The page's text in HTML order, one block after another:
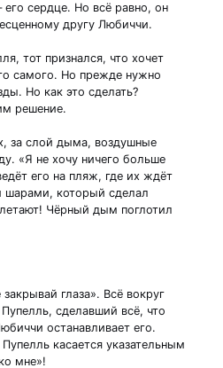
его сердце. Но всё равно, он
другу Любиччи.
тот признался, что хочет
самого. Но прежде нужно
Но как это сделать?
решение.
за слой дыма, воздушные
«Я не хочу ничего больше
его на пляж, где их ждёт
который сделал
Чёрный дым поглотил
глаза». Всё вокруг
сделавший всё, что
останавливает его.
касается указательным
мне»!